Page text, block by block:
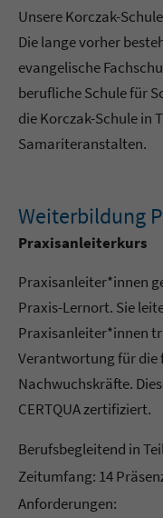
Unsere Korczak-
Die lange vorher
evangelische
berufliche Schule für
die Korczak-Schule in
Samariteranstalten.
Weiterbildung
Praxisanleiterkurs
Praxisanleiter*innen
Praxis-Lernort. Sie
Praxisanleiter*innen
Verantwortung für die
Nachwuchskräfte.
CERTQUA zertifiziert.
Berufsbegleitend in
Zeitumfang: 14
Anforderungen: